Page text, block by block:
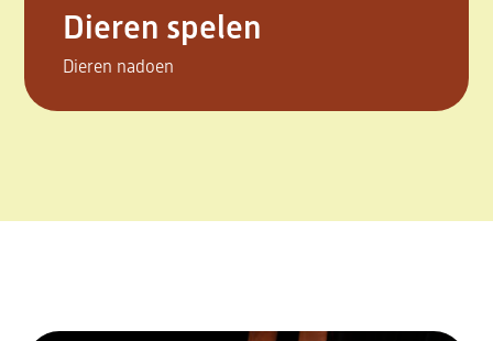
Dieren spelen
Dieren nadoen